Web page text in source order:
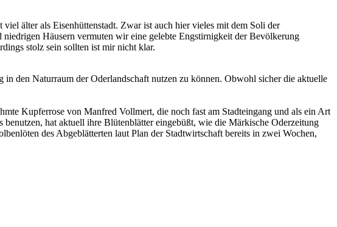
älter als Eisenhüttenstadt. Zwar ist auch hier vieles mit dem Soli der
Häusern vermuten wir eine gelebte Engstirnigkeit der Bevölkerung
stolz sein sollten ist mir nicht klar.
den Naturraum der Oderlandschaft nutzen zu können. Obwohl sicher die aktuelle
Kupferrose von Manfred Vollmert, die noch fast am Stadteingang und als ein Art
hat aktuell ihre Blütenblätter eingebüßt, wie die Märkische Oderzeitung
des Abgeblätterten laut Plan der Stadtwirtschaft bereits in zwei Wochen,